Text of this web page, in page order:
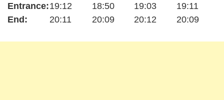
Entrance:
End:
19:12
20:11
18:50
20:09
19:03
20:12
19:11
20:09